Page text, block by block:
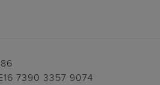
7390 3357 9074